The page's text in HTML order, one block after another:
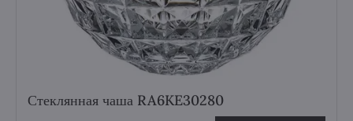
Стеклянная чаша RA6KE30280